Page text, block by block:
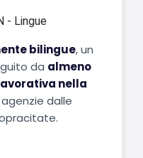
bilingue, un
da almeno
nella
dalle